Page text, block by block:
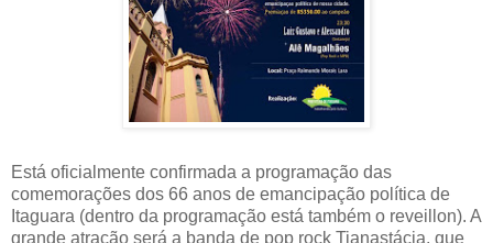
Está oficialmente confirmada a programação das
comemorações dos 66 anos de emancipação política de
Itaguara (dentro da programação está também o reveillon). A
grande atração será a banda de pop rock Tianastácia, que